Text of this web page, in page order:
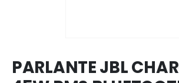
PARLANTE JBL